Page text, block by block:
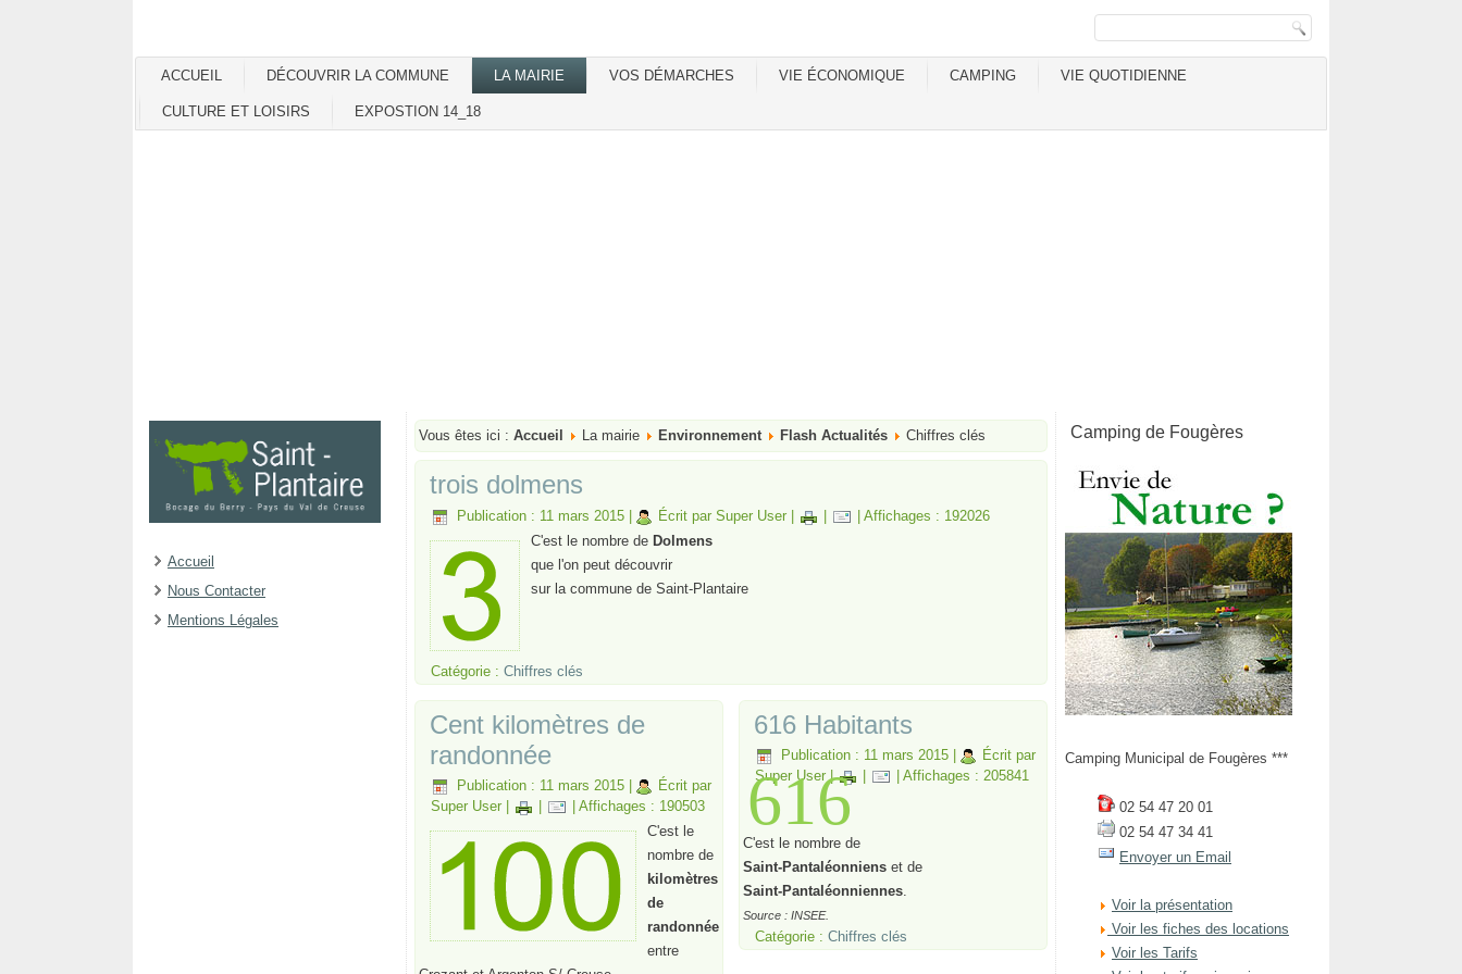
ACCUEIL DÉCOUVRIR LA COMMUNE LA MAIRIE VOS DÉMARCHES VIE ÉCONOMIQUE CAMPING VIE QUOTIDIENNE
CULTURE ET LOISIRS EXPOSTION 14_18
Accueil
Nous Contacter
Mentions Légales
Vous êtes ici : Accueil La mairie Environnement Flash Actualités Chiffres clés
trois dolmens
Publication : 11 mars 2015 Écrit par Super User
Affichages : 192026
C'est le nombre de Dolmens
que l'on peut découvrir
sur la commune de Saint-Plantaire
Catégorie : Chiffres clés
Cent kilomètres de
randonnée
Publication : 11 mars 2015
Écrit par
Super User
Affichages : 190503
C'est le
nombre de
kilomètres
de
randonnée
entre
616 Habitants
Publication : 11 mars 2015
Écrit par
Super User| Affichages : 205841
616
C'est le nombre de
Saint-Pantaléonniens et de
Saint-Pantaléonniennes.
Source : INSEE.
Catégorie : Chiffres clés
Camping de Fougères
Camping Municipal de Fougères ***
02 54 47 20 01
02 54 47 34 41
Envoyer un Email
Voir la présentation
Voir les fiches des locations
Voir les Tarifs